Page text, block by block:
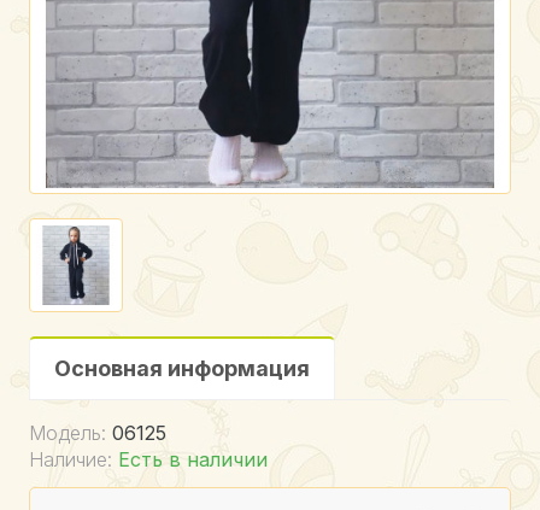
Основная информация
Модель: 06125
Наличие: Есть в наличии